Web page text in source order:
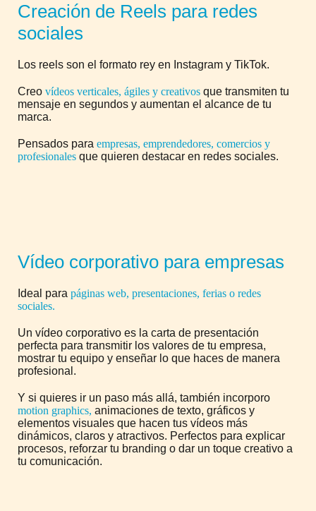
Creación de Reels para redes
sociales
Los reels son el formato rey en Instagram y TikTok.
Creo vídeos verticales, ágiles y creativos que transmiten tu
mensaje en segundos y aumentan el alcance de tu
marca.
Pensados para empresas, emprendedores, comercios y
profesionales que quieren destacar en redes sociales.
Vídeo corporativo para empresas
Ideal para páginas web, presentaciones, ferias o redes
sociales.
Un vídeo corporativo es la carta de presentación
perfecta para transmitir los valores de tu empresa,
mostrar tu equipo y enseñar lo que haces de manera
profesional.
Y si quieres ir un paso más allá, también incorporo
motion graphics, animaciones de texto, gráficos y
elementos visuales que hacen tus vídeos más
dinámicos, claros y atractivos. Perfectos para explicar
procesos, reforzar tu branding o dar un toque creativo a
tu comunicación.